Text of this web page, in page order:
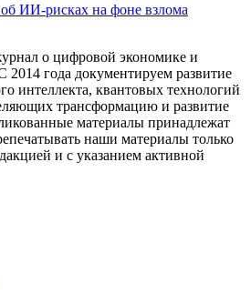
ИИ-рисках на фоне взлома
о цифровой экономике и
2014 года документируем развитие
интеллекта, квантовых технологий
трансформацию и развитие
материалы принадлежат
наши материалы только
и с указанием активной